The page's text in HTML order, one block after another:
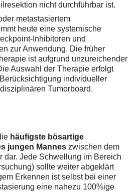
nicht durchführbar ist.
metastasiertem
heute eine systemische
Inhibitoren und
zur Anwendung. Die früher
ist aufgrund unzureichender
Auswahl der Therapie erfolgt
individueller
Tumorboard.
häufigste bösartige
jungen Mannes zwischen dem
dar. Jede Schwellung im Bereich
sollte weiter abgeklärt
Erkennen ist selbst bei einer
eine nahezu 100%ige